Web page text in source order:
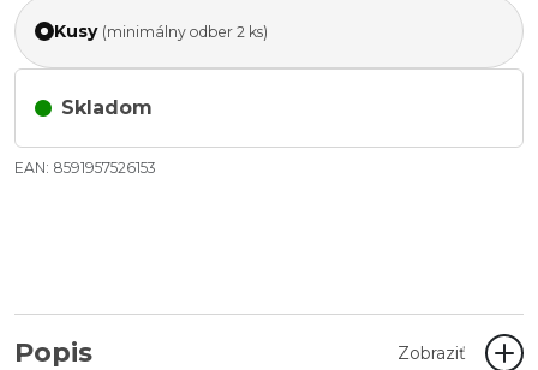
Kusy (minimálny odber 2 ks)
Skladom
EAN: 8591957526153
Popis Zobraziť